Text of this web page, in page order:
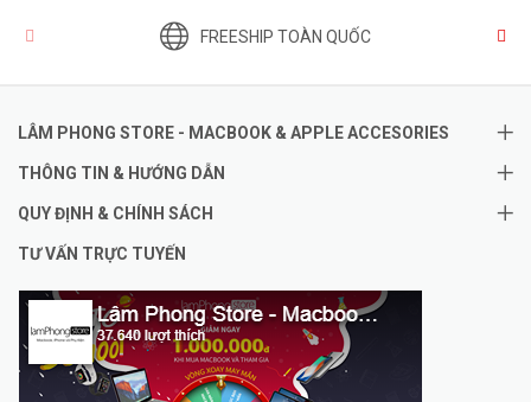
FREESHIP TOÀN QUỐC
LÂM PHONG STORE - MACBOOK & APPLE ACCESORIES
THÔNG TIN & HƯỚNG DẪN
QUY ĐỊNH & CHÍNH SÁCH
TƯ VẤN TRỰC TUYẾN